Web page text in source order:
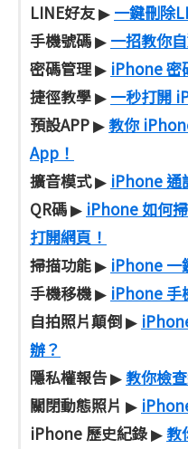
LINE好友▶ 一鍵刪除
手機號碼▶ 一招教你
密碼管理▶ iPhone 密
捷徑教學▶ 一秒打開
預設APP▶教你
App！
擴音模式▶ iPhone 通
QR碼▶ iPhone 如何
打開網頁！
掃描功能▶ iPhone 一
手機移機▶ iPhone 手
自拍照片顛倒▶
辦？
隱私權報告▶教你檢
關閉動態照片 ▶
iPhone 歷史紀錄▶教